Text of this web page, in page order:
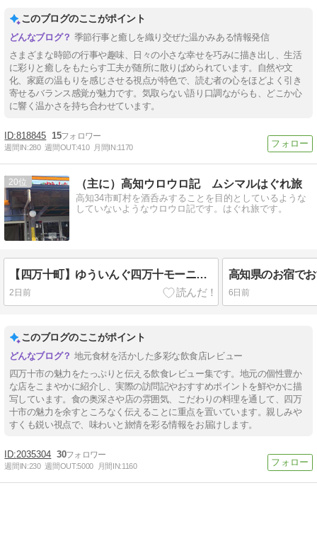
このブログのここがポイント
季節行事と癒しを織り交ぜた温かみある情報発信
さまざまな時節の行事や趣味、日々の小さな幸せを巧みに描き出し、生活
に彩りと癒しをもたらす工夫が随所に散りばめられています。自然や文
化、家庭の温もりを感じさせる視点が特色で、読む者の心をほどよく引き
寄せるバランス感覚が魅力です。気取らない語り口調ながらも、どこか心
に響く温かさを持ち合わせています。
818845 15
週間IN:280 週間OUT:410 月間IN:1170
20 （主に）高知ウロウロ記 ムシマルはぐれ旅
高知34市町村を酒呑みすることを目的としているような
していないようなウロウロ記です。はぐれ旅です。
【四万十町】ゆういんぐ四万十モーニングバイキングは令和最安値級の高知朝食べ放題！
2日前 6日前
このブログのここがポイント
地元食材を活かした多彩な飲食店レビュー
四万十市の魅力をたっぷりと伝える飲食レビュー集です。地元の個性豊か
な店をこまやかに紹介し、実際の訪問記やおすすめポイントを鮮やかに描
写しています。食の奥深さや店の雰囲気、こだわりの料理を通して、四万
十市の魅力を余すところなく伝えることに重点を置いています。親しみや
すくも鋭い視点で、味わいと旅情を彩る情報をお届けします。
2035304 30
週間IN:230 週間OUT:5000 月間IN:1160